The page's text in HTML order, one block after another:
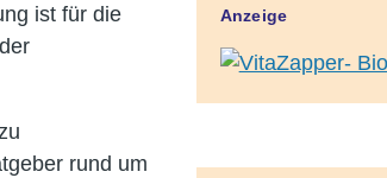
ist für die
rund um
Anzeige